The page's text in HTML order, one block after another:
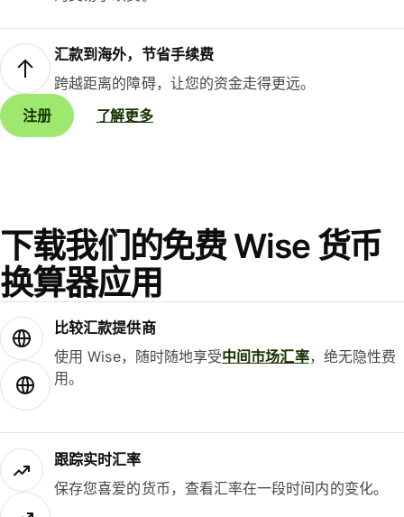
汇款到海外，节省手续费
跨越距离的障碍，让您的资金走得更远。
注册
了解更多
下载我们的免费 Wise 货币
换算器应用
比较汇款提供商
使用 Wise，随时随地享受中间市场汇率，绝无隐性费
用。
跟踪实时汇率
保存您喜爱的货币，查看汇率在一段时间内的变化。